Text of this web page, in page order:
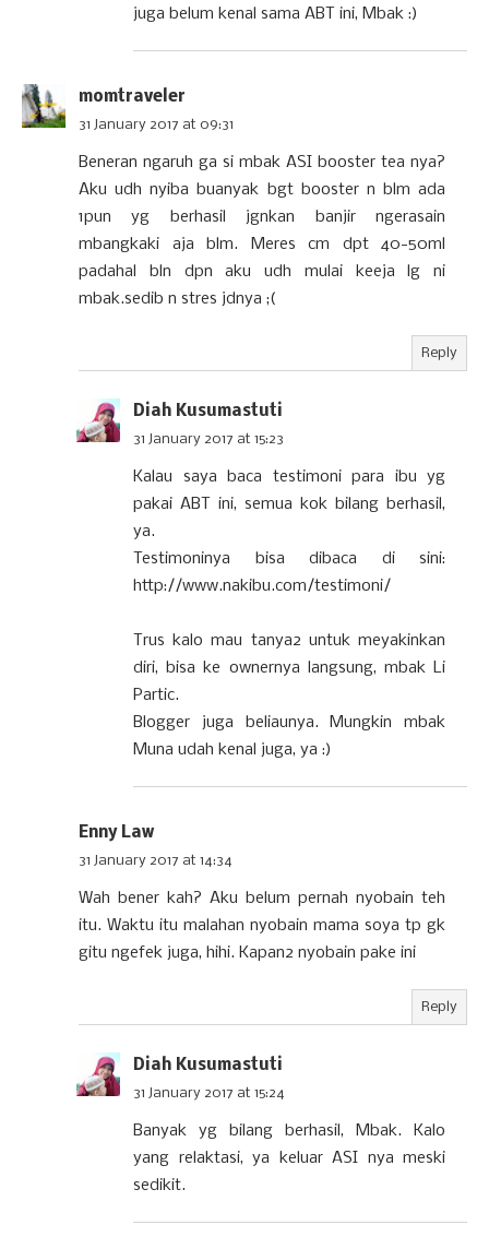
juga belum kenal sama ABT ini, Mbak :)
momtraveler
31 January 2017 at 09:31
Beneran ngaruh ga si mbak ASI booster tea nya?
Aku udh nyiba buanyak bgt booster n blm ada
1pun yg berhasil jgnkan banjir ngerasain
mbangkaki aja blm. Meres cm dpt 40-50ml
padahal bln dpn aku udh mulai keeja lg ni
mbak.sedib n stres jdnya ;(
Reply
Diah Kusumastuti
31 January 2017 at 15:23
Kalau saya baca testimoni para ibu yg
pakai ABT ini, semua kok bilang berhasil,
ya.
Testimoninya bisa dibaca di sini:
http://www.nakibu.com/testimoni/
Trus kalo mau tanya2 untuk meyakinkan
diri, bisa ke ownernya langsung, mbak Li
Partic.
Blogger juga beliaunya. Mungkin mbak
Muna udah kenal juga, ya :)
Enny Law
31 January 2017 at 14:34
Wah bener kah? Aku belum pernah nyobain teh
itu. Waktu itu malahan nyobain mama soya tp gk
gitu ngefek juga, hihi. Kapan2 nyobain pake ini
Reply
Diah Kusumastuti
31 January 2017 at 15:24
Banyak yg bilang berhasil, Mbak. Kalo
yang relaktasi, ya keluar ASI nya meski
sedikit.